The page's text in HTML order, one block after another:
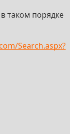
таком порядке
Search.aspx?